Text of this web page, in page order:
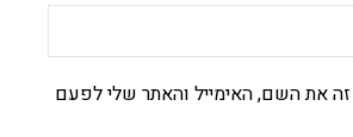
את השם, האימייל והאתר שלי לפעם